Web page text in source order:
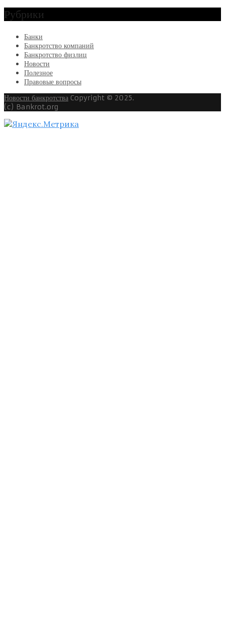
Рубрики
Банки
Банкротство компаний
Банкротство физлиц
Новости
Полезное
Правовые вопросы
Новости банкротства Copyright © 2025.
(c) Bankrot.org